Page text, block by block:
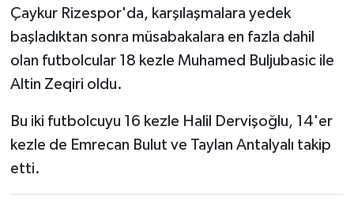
Çaykur Rizespor'da, karşılaşmalara yedek
başladıktan sonra müsabakalara en fazla dahil
olan futbolcular 18 kezle Muhamed Buljubasic ile
Altin Zeqiri oldu.
Bu iki futbolcuyu 16 kezle Halil Dervişoğlu, 14'er
kezle de Emrecan Bulut ve Taylan Antalyalı takip
etti.